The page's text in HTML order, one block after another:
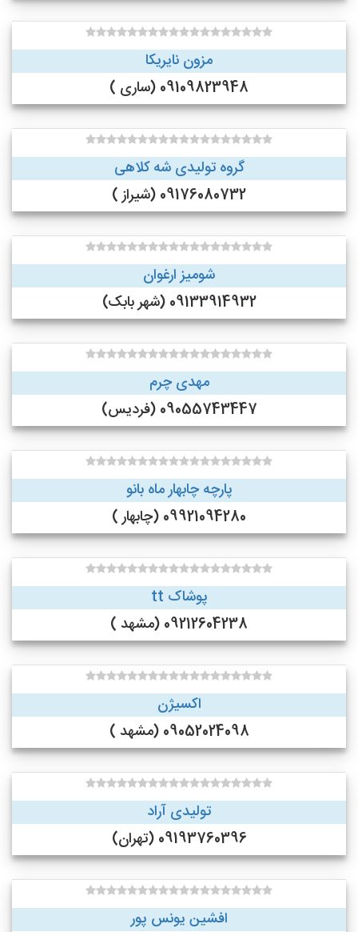
مزون نایریکا
09109823948 (ساری )
گروه تولیدی شه کلاهی
09176080732 (شیراز )
شومیز ارغوان
09133914932 (شهر بابک)
مهدی چرم
09055743447 (فردیس)
پارچه چابهار ماه بانو
09921094280 (چابهار )
پوشاک tt
09212604238 (مشهد )
اکسیژن
09052024098 (مشهد )
تولیدی آراد
09193760396 (تهران)
افشین یونس پور